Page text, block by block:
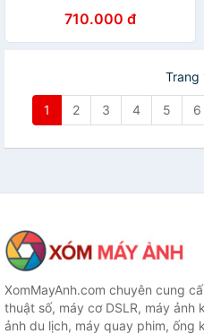
710.000 đ
Trang
1 2 3 4 5 6
XomMayAnh.com chuyên cung
thuật số, máy cơ DSLR, máy ảnh
ảnh du lịch, máy quay phim, ống